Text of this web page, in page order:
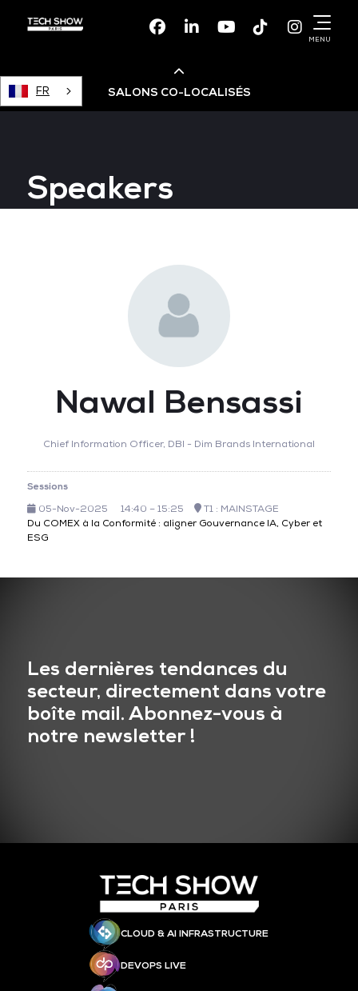
FacebookLinkedinYoutubeTikTok
MENU
FR SALONS CO-LOCALISÉS
Devops Live
Data & AI Leaders Summit
Speakers
Nawal Bensassi
Chief Information Officer, DBI - Dim Brands International
Sessions
05-Nov-2025
14:40 – 15:25
T1 : MAINSTAGE
Du COMEX à la Conformité : aligner Gouvernance IA, Cyber et
ESG
Les dernières tendances du
secteur, directement dans votre
boîte mail. Abonnez-vous à
notre newsletter !
CLOUD & AI INFRASTRUCTURE
DEVOPS LIVE